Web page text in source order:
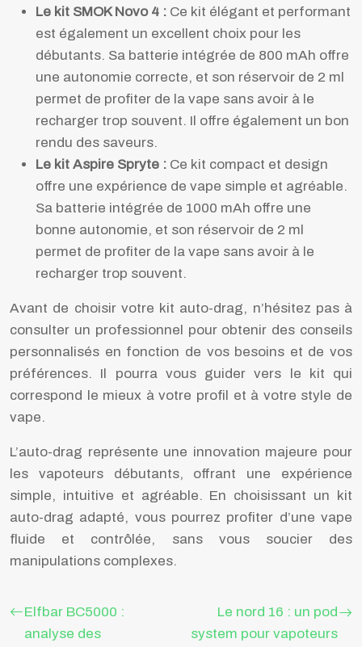
Le kit SMOK Novo 4 : Ce kit élégant et performant
est également un excellent choix pour les
débutants. Sa batterie intégrée de 800 mAh offre
une autonomie correcte, et son réservoir de 2 ml
permet de profiter de la vape sans avoir à le
recharger trop souvent. Il offre également un bon
rendu des saveurs.
Le kit Aspire Spryte : Ce kit compact et design
offre une expérience de vape simple et agréable.
Sa batterie intégrée de 1000 mAh offre une
bonne autonomie, et son réservoir de 2 ml
permet de profiter de la vape sans avoir à le
recharger trop souvent.
Avant de choisir votre kit auto-drag, n’hésitez pas à
consulter un professionnel pour obtenir des conseils
personnalisés en fonction de vos besoins et de vos
préférences. Il pourra vous guider vers le kit qui
correspond le mieux à votre profil et à votre style de
vape.
L’auto-drag représente une innovation majeure pour
les vapoteurs débutants, offrant une expérience
simple, intuitive et agréable. En choisissant un kit
auto-drag adapté, vous pourrez profiter d’une vape
fluide et contrôlée, sans vous soucier des
manipulations complexes.
Elfbar BC5000 :
analyse des
Le nord 16 : un pod
system pour vapoteurs